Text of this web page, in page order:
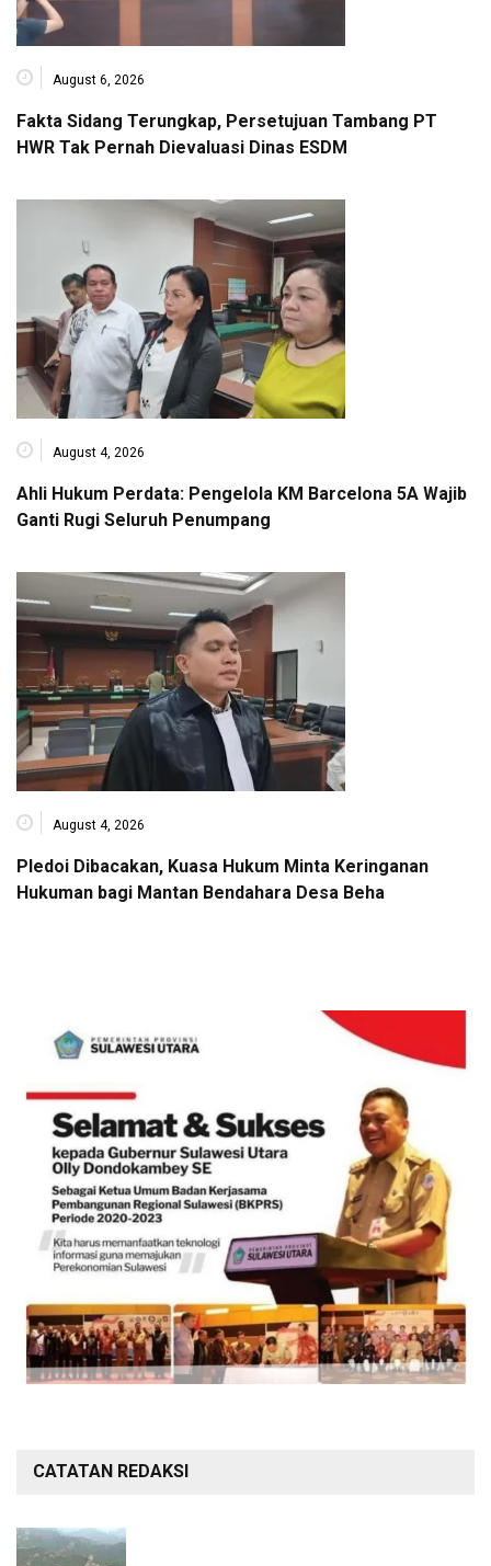
August 6, 2026
Fakta Sidang Terungkap, Persetujuan Tambang PT
HWR Tak Pernah Dievaluasi Dinas ESDM
August 4, 2026
Ahli Hukum Perdata: Pengelola KM Barcelona 5A Wajib
Ganti Rugi Seluruh Penumpang
August 4, 2026
Pledoi Dibacakan, Kuasa Hukum Minta Keringanan
Hukuman bagi Mantan Bendahara Desa Beha
CATATAN REDAKSI